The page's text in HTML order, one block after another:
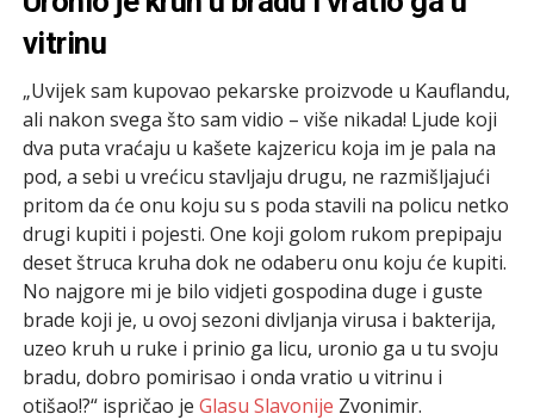
vitrinu
„Uvijek sam kupovao pekarske proizvode u Kauflandu,
ali nakon svega što sam vidio – više nikada! Ljude koji
dva puta vraćaju u kašete kajzericu koja im je pala na
pod, a sebi u vrećicu stavljaju drugu, ne razmišljajući
pritom da će onu koju su s poda stavili na policu netko
drugi kupiti i pojesti. One koji golom rukom prepipaju
deset štruca kruha dok ne odaberu onu koju će kupiti.
No najgore mi je bilo vidjeti gospodina duge i guste
brade koji je, u ovoj sezoni divljanja virusa i bakterija,
uzeo kruh u ruke i prinio ga licu, uronio ga u tu svoju
bradu, dobro pomirisao i onda vratio u vitrinu i
otišao!?“ ispričao je Glasu Slavonije Zvonimir.